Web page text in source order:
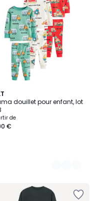
douillet pour enfant, lot
de
€